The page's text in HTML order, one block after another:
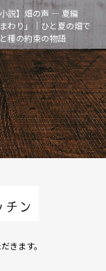
説】畑の声 — 夏編
わり」｜ひと夏の畑で
種の約束の物語
きます。